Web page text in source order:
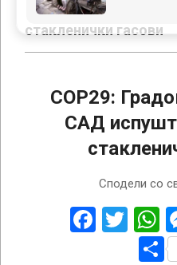
Navigation
Menuстакленички гасови
COP29:
САД
Сподели со